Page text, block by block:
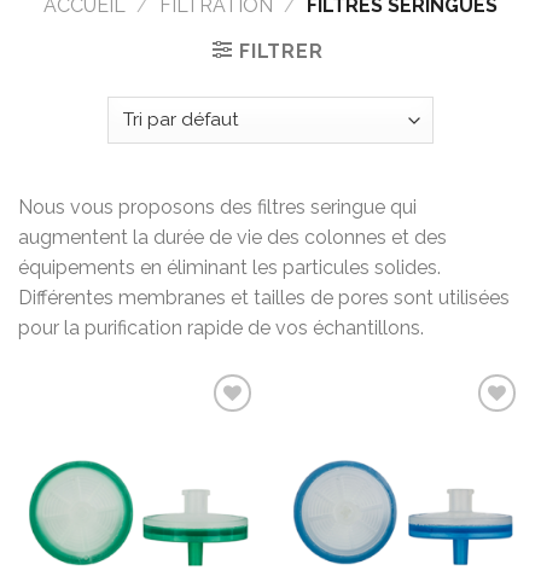
ACCUEIL / FILTRATION / FILTRES SERINGUES
FILTRER
Nous vous proposons des filtres seringue qui
augmentent la durée de vie des colonnes et des
équipements en éliminant les particules solides.
Différentes membranes et tailles de pores sont utilisées
pour la purification rapide de vos échantillons.